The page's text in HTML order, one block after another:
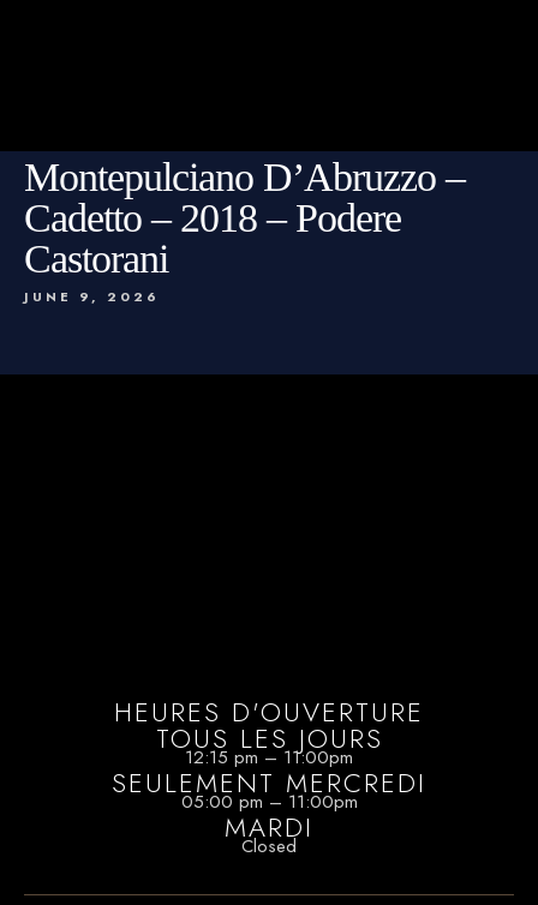
Montepulciano D’Abruzzo –
Cadetto – 2018 – Podere
Castorani
JUNE 9, 2026
HEURES D'OUVERTURE
TOUS LES JOURS
12:15 pm – 11:00pm
SEULEMENT MERCREDI
05:00 pm – 11:00pm
MARDI
Closed